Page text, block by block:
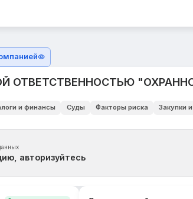
ОТВЕТСТВЕННОСТЬЮ
и финансы Суды Факторы риска Закупки
авторизуйтесь